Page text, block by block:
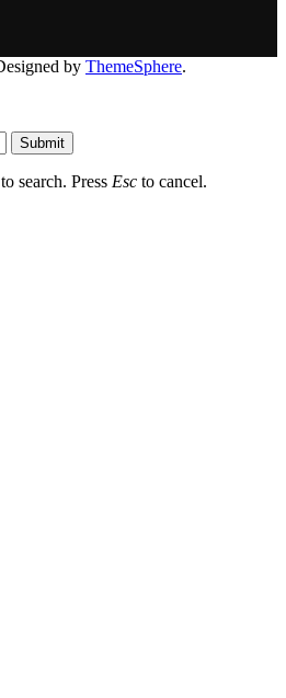
by ThemeSphere.
Submit
search. Press Esc to cancel.